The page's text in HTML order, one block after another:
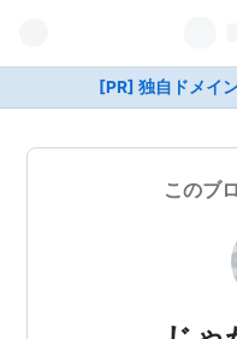
[PR] 独自ドメイ
このブ